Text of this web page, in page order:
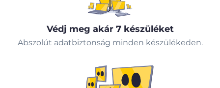
Védj meg akár 7 készüléket
Abszolút adatbiztonság minden készülékeden.